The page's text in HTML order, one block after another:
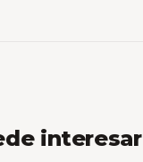
interesar